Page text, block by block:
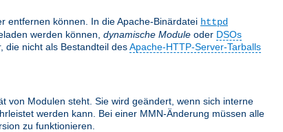
entfernen können. In die Apache-Binärdatei httpd
werden können, dynamische Module oder DSOs
die nicht als Bestandteil desApache-HTTP-Server-Tarballs
von Modulen steht. Sie wird geändert, wenn sich interne
werden kann. Bei einer MMN-Änderung müssen alle
zu funktionieren.